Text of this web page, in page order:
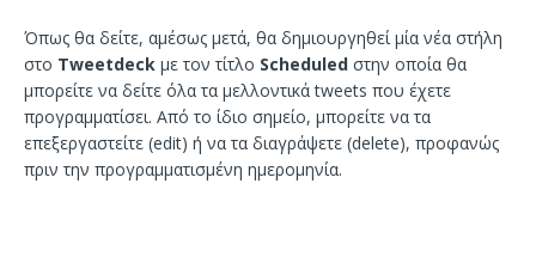
Όπως θα δείτε, αμέσως μετά, θα δημιουργηθεί μία νέα στήλη
στο Tweetdeck με τον τίτλο Scheduled στην οποία θα
μπορείτε να δείτε όλα τα μελλοντικά tweets που έχετε
προγραμματίσει. Από το ίδιο σημείο, μπορείτε να τα
επεξεργαστείτε (edit) ή να τα διαγράψετε (delete), προφανώς
πριν την προγραμματισμένη ημερομηνία.